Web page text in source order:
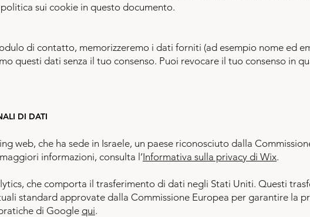
sui cookie in questo documento.
di contatto, memorizzeremo i dati forniti (ad esempio nome ed
questi dati senza il tuo consenso. Puoi revocare il tuo consenso in
DI DATI
web, che ha sede in Israele, un paese riconosciuto dalla
informazioni, consulta l’Informativa sulla privacy di Wix.
che comporta il trasferimento di dati negli Stati Uniti. Questi
standard approvate dalla Commissione Europea per garantire la
di Google qui.